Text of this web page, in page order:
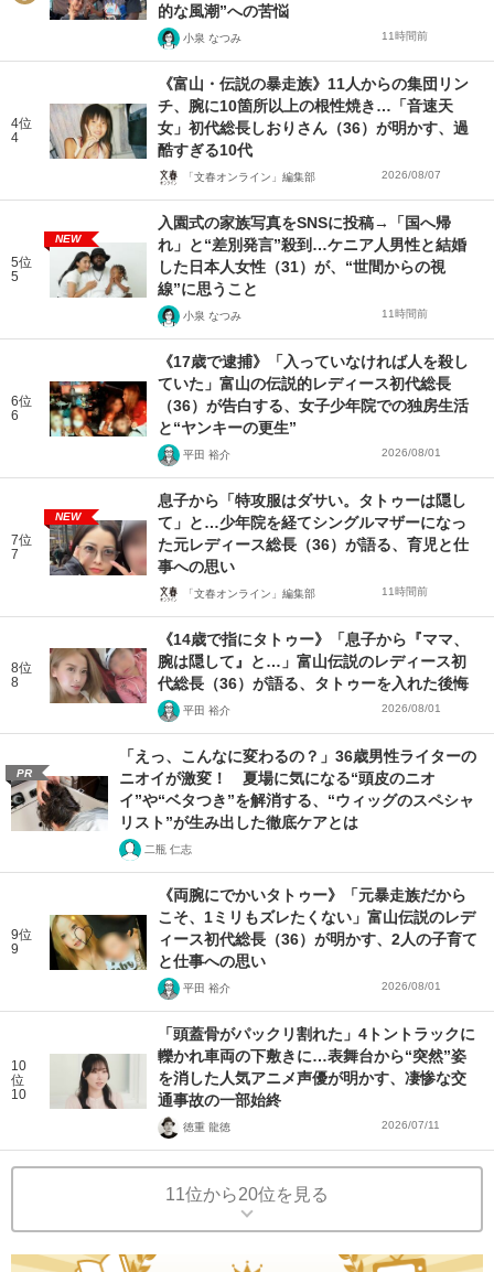
的な風潮”への苦悩
小泉 なつみ 11時間前
4位
4
《富山・伝説の暴走族》11人からの集団リン
チ、腕に10箇所以上の根性焼き…「音速天
女」初代総長しおりさん（36）が明かす、過
酷すぎる10代
「文春オンライン」編集部 2026/08/07
5位
5
NEW
入園式の家族写真をSNSに投稿→「国へ帰
れ」と“差別発言”殺到…ケニア人男性と結婚
した日本人女性（31）が、“世間からの視
線”に思うこと
小泉 なつみ 11時間前
6位
6
《17歳で逮捕》「入っていなければ人を殺し
ていた」富山の伝説的レディース初代総長
（36）が告白する、女子少年院での独房生活
と“ヤンキーの更生”
平田 裕介 2026/08/01
7位
7
NEW
息子から「特攻服はダサい。タトゥーは隠し
て」と…少年院を経てシングルマザーになっ
た元レディース総長（36）が語る、育児と仕
事への思い
「文春オンライン」編集部 11時間前
8位
8
《14歳で指にタトゥー》「息子から『ママ、
腕は隠して』と…」富山伝説のレディース初
代総長（36）が語る、タトゥーを入れた後悔
平田 裕介 2026/08/01
PR
「えっ、こんなに変わるの？」36歳男性ライターの
ニオイが激変！ 夏場に気になる“頭皮のニオ
イ”や“ベタつき”を解消する、“ウィッグのスペシャ
リスト”が生み出した徹底ケアとは
二瓶 仁志
9位
9
《両腕にでかいタトゥー》「元暴走族だから
こそ、1ミリもズレたくない」富山伝説のレデ
ィース初代総長（36）が明かす、2人の子育て
と仕事への思い
平田 裕介 2026/08/01
10
位
10
「頭蓋骨がパックリ割れた」4トントラックに
轢かれ車両の下敷きに…表舞台から“突然”姿
を消した人気アニメ声優が明かす、凄惨な交
通事故の一部始終
徳重 龍徳 2026/07/11
11位から20位を見る